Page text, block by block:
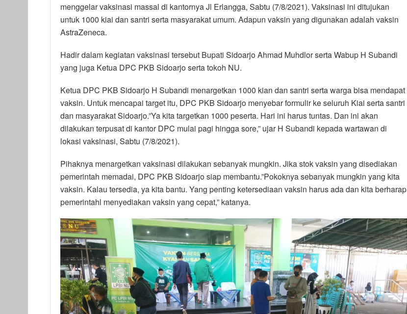
menggelar vaksinasi massal di kantornya Jl Erlangga, Sabtu (7/8/2021). Vaksinasi ini ditujukan
untuk 1000 kiai dan santri serta masyarakat umum. Adapun vaksin yang digunakan adalah vaksin
AstraZeneca.
Hadir dalam kegiatan vaksinasi tersebut Bupati Sidoarjo Ahmad Muhdlor serta Wabup H Subandi
yang juga Ketua DPC PKB Sidoarjo serta tokoh NU.
Ketua DPC PKB Sidoarjo H Subandi menargetkan 1000 kian dan santri serta warga bisa mendapat
vaksin. Untuk mencapai target itu, DPC PKB Sidoarjo menyebar formulir ke seluruh Kiai serta santri
dan masyarakat Sidoarjo.”Ya kita targetkan 1000 peserta. Hari ini harus tuntas. Dan ini akan
dilakukan terpusat di kantor DPC mulai pagi hingga sore,” ujar H Subandi kepada wartawan di
lokasi vaksinasi, Sabtu (7/8/2021).
Pihaknya menargetkan vaksinasi dilakukan sebanyak mungkin. Jika stok vaksin yang disediakan
pemerintah memadai, DPC PKB Sidoarjo siap membantu.”Pokoknya sebanyak mungkin yang kita
vaksin. Kalau tersedia, ya kita bantu. Yang penting ketersediaan vaksin harus ada dan kita berharap
pemerintahl menyediakan vaksin yang cepat,” katanya.